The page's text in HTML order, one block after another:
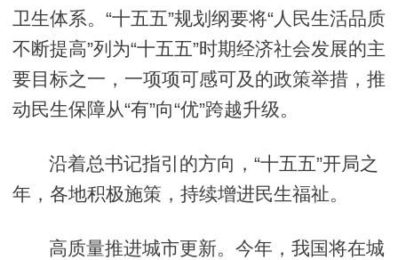
卫生体系。“十五五”规划纲要将“人民生活品质
不断提高”列为“十五五”时期经济社会发展的主
要目标之一，一项项可感可及的政策举措，推
动民生保障从“有”向“优”跨越升级。
沿着总书记指引的方向，“十五五”开局之
年，各地积极施策，持续增进民生福祉。
高质量推进城市更新。今年，我国将在城